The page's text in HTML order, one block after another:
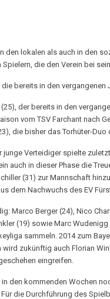
lokalen als auch in den
die den Verein bei
bereits in den vergangenen
der bereits in den
vom TSV Farchant nach
die bisher das Torhüter-
Verteidiger spielte
auch in dieser Phase die
(31) zur Mannschaft
dem Nachwuchs des EV
Marco Berger (24), Nico
(19) sowie Marc
sammeln. 2014 zum
zukünftig auch Florian
eingreifen.
den kommenden Wochen
die Durchführung des